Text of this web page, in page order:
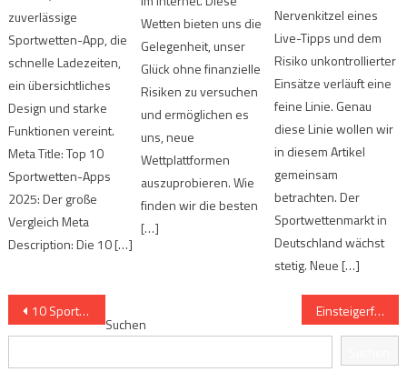
zuverlässige
Sportwetten-App, die
schnelle Ladezeiten,
ein übersichtliches
Design und starke
Funktionen vereint.
Meta Title: Top 10
Sportwetten-Apps
2025: Der große
Vergleich Meta
Description: Die 10 […]
Wetten bieten uns die
Gelegenheit, unser
Glück ohne finanzielle
Risiken zu versuchen
und ermöglichen es
uns, neue
Wettplattformen
auszuprobieren. Wie
finden wir die besten
[…]
Nervenkitzel eines
Live-Tipps und dem
Risiko unkontrollierter
Einsätze verläuft eine
feine Linie. Genau
diese Linie wollen wir
in diesem Artikel
gemeinsam
betrachten. Der
Sportwettenmarkt in
Deutschland wächst
stetig. Neue […]
Beitrags-
Navigation
10 Sportwetten-Mythen im Faktencheck entlarvt Einsteigerfragen zu Wettleitfäden beantwortet in 7 Schritten
Suchen